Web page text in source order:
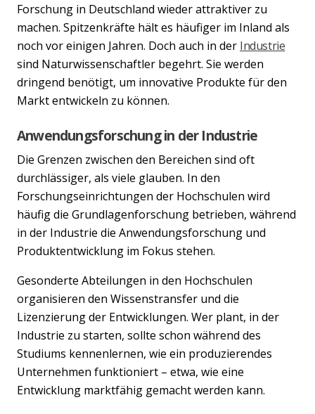
Forschung in Deutschland wieder attraktiver zu
machen. Spitzenkräfte hält es häufiger im Inland als
noch vor einigen Jahren. Doch auch in der Industrie
sind Naturwissenschaftler begehrt. Sie werden
dringend benötigt, um innovative Produkte für den
Markt entwickeln zu können.
Anwendungsforschung in der Industrie
Die Grenzen zwischen den Bereichen sind oft
durchlässiger, als viele glauben. In den
Forschungseinrichtungen der Hochschulen wird
häufig die Grundlagenforschung betrieben, während
in der Industrie die Anwendungsforschung und
Produktentwicklung im Fokus stehen.
Gesonderte Abteilungen in den Hochschulen
organisieren den Wissenstransfer und die
Lizenzierung der Entwicklungen. Wer plant, in der
Industrie zu starten, sollte schon während des
Studiums kennenlernen, wie ein produzierendes
Unternehmen funktioniert – etwa, wie eine
Entwicklung marktfähig gemacht werden kann.